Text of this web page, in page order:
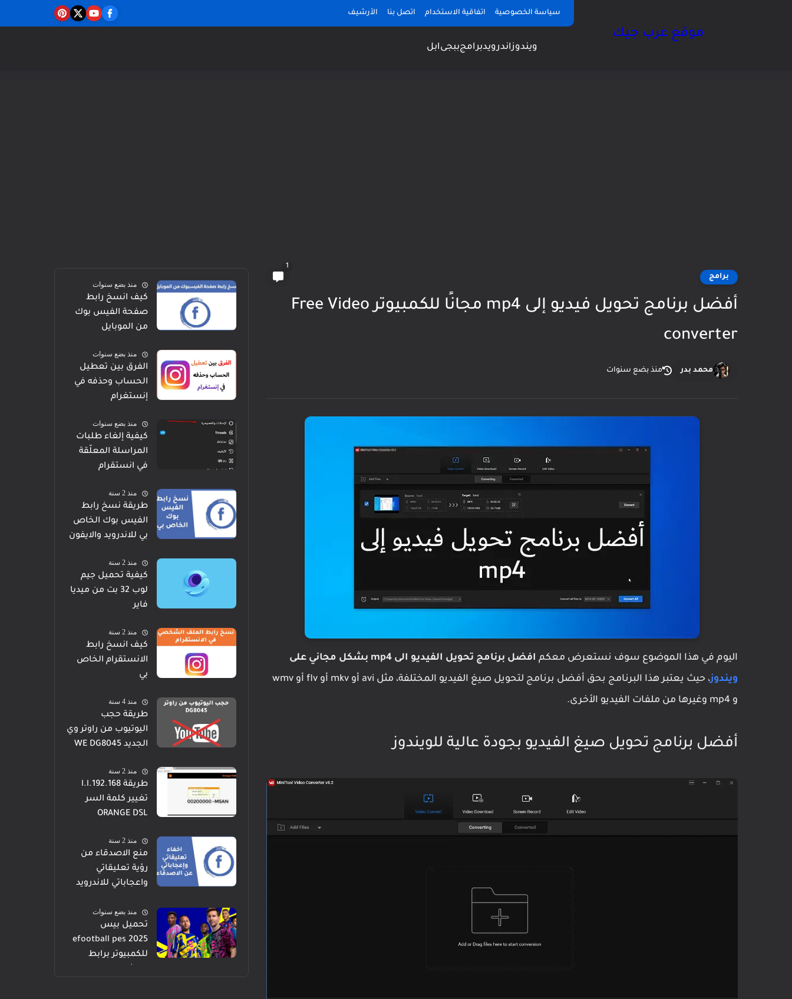
سياسة الخصوصية اتفاقية الاستخدام اتصل بنا الأرشيف
موقع عرب جيك
ويندوزاندرويدبرامجببجىابل
برامج
1
أفضل برنامج تحويل فيديو إلى mp4 مجانًا للكمبيوتر Free Video
converter
محمد بدر منذ بضع سنوات
اليوم في هذا الموضوع سوف نستعرض معكم افضل برنامج تحويل الفيديو الى mp4 بشكل مجاني على
ويندوز
، حيث يعتبر هذا البرنامج بحق أفضل برنامج لتحويل صيغ الفيديو المختلفة، مثل avi أو mkv أو flv أو wmv
و mp4 وغيرها من ملفات الفيديو الأخرى.
أفضل برنامج تحويل صيغ الفيديو بجودة عالية للويندوز
منذ بضع سنوات
كيف انسخ رابط
صفحة الفيس بوك
من الموبايل
منذ بضع سنوات
الفرق بين تعطيل
الحساب وحذفه في
إنستغرام
منذ بضع سنوات
كيفية إلغاء طلبات
المراسلة المعلّقة
في انستقرام
منذ 2 سنة
طريقة نسخ رابط
الفيس بوك الخاص
بي للاندرويد والايفون
منذ 2 سنة
كيفية تحميل جيم
لوب 32 بت من ميديا
فاير
منذ 2 سنة
كيف انسخ رابط
الانستقرام الخاص
بي
منذ 4 سنة
طريقة حجب
اليوتيوب من راوتر وي
الجديد WE DG8045
منذ 2 سنة
طريقة 192.168.l.l
تغيير كلمة السر
ORANGE DSL
منذ 2 سنة
منع الاصدقاء من
رؤية تعليقاتي
واعجاباتي للاندرويد
منذ بضع سنوات
تحميل بيس
efootball pes 2025
للكمبيوتر برابط